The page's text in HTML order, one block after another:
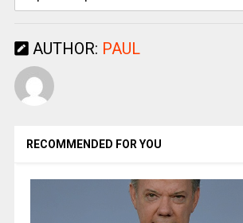
AUTHOR: PAUL
RECOMMENDED FOR YOU